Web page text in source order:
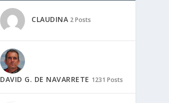
CLAUDINA 2 Posts
DAVID G. DE NAVARRETE 1231 Posts